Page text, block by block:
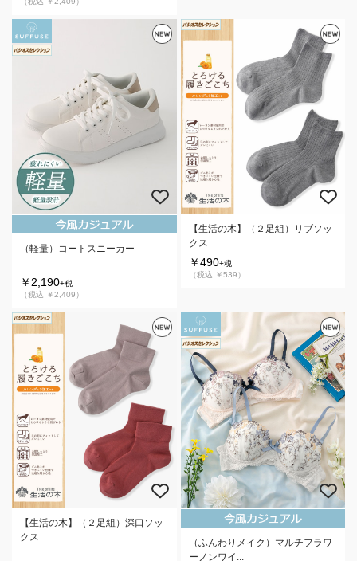
（軽量）コートスニーカー
￥2,190+税
（税込 ￥2,409）
【生活の木】（２足組）リブソッ
クス
￥490+税
（税込 ￥539）
【生活の木】（２足組）深口ソッ
クス
（ふんわりメイク）マルチフラワ
ーノンワイ...